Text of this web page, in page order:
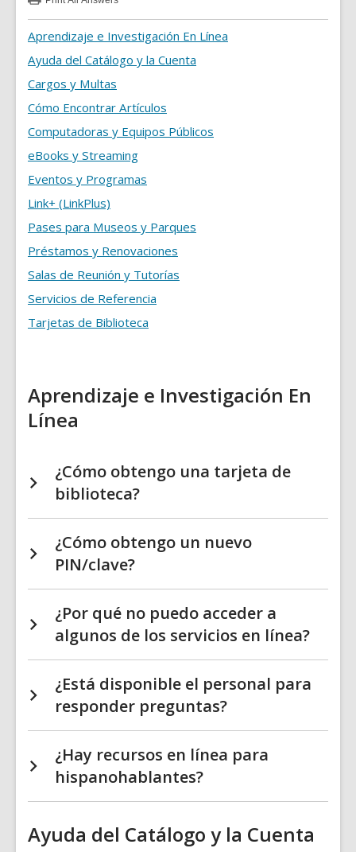
Preguntas
Frecuentes
FAQs
Aprendizaje e Investigación En Línea
Ayuda del Catálogo y la Cuenta
Cargos y Multas
Cómo Encontrar Artículos
Computadoras y Equipos Públicos
eBooks y Streaming
Eventos y Programas
Link+ (LinkPlus)
Pases para Museos y Parques
Préstamos y Renovaciones
Salas de Reunión y Tutorías
Servicios de Referencia
Tarjetas de Biblioteca
Aprendizaje e Investigación En
Línea
¿Cómo obtengo una tarjeta de
biblioteca?
¿Cómo obtengo un nuevo
PIN/clave?
¿Por qué no puedo acceder a
algunos de los servicios en línea?
¿Está disponible el personal para
responder preguntas?
¿Hay recursos en línea para
hispanohablantes?
Ayuda del Catálogo y la Cuenta